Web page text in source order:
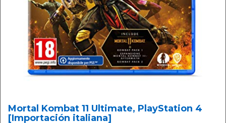
Mortal Kombat 11 Ultimate, PlayStation 4
[Importación italiana]